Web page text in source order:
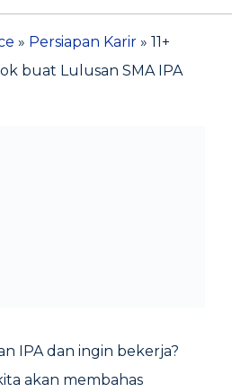
» Persiapan Karir » 11+
buat Lulusan SMA IPA
IPA dan ingin bekerja?
akan membahas